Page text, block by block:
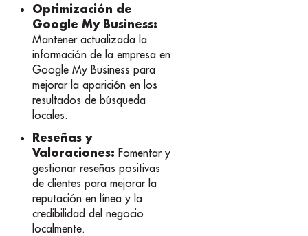
Optimización de
Google My Business:
Mantener actualizada la
información de la empresa en
Google My Business para
mejorar la aparición en los
resultados de búsqueda
locales.
Reseñas y
Valoraciones: Fomentar y
gestionar reseñas positivas
de clientes para mejorar la
reputación en línea y la
credibilidad del negocio
localmente.